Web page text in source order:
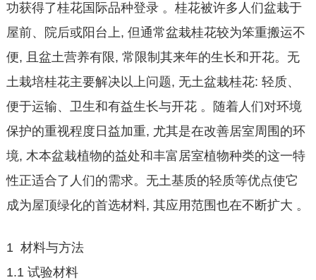
功获得了桂花国际品种登录 。桂花被许多人们盆栽于
屋前、院后或阳台上, 但通常盆栽桂花较为笨重搬运不
便, 且盆土营养有限, 常限制其来年的生长和开花。无
土栽培桂花主要解决以上问题, 无土盆栽桂花: 轻质、
便于运输、卫生和有益生长与开花 。随着人们对环境
保护的重视程度日益加重, 尤其是在改善居室周围的环
境, 木本盆栽植物的益处和丰富居室植物种类的这一特
性正适合了人们的需求。无土基质的轻质等优点使它
成为屋顶绿化的首选材料, 其应用范围也在不断扩大 。
1 材料与方法
1.1 试验材料